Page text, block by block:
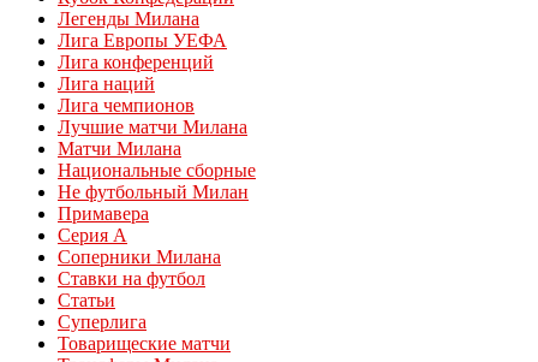
Легенды Милана
Лига Европы УЕФА
Лига конференций
Лига наций
Лига чемпионов
Лучшие матчи Милана
Матчи Милана
Национальные сборные
Не футбольный Милан
Примавера
Серия А
Соперники Милана
Ставки на футбол
Статьи
Суперлига
Товарищеские матчи